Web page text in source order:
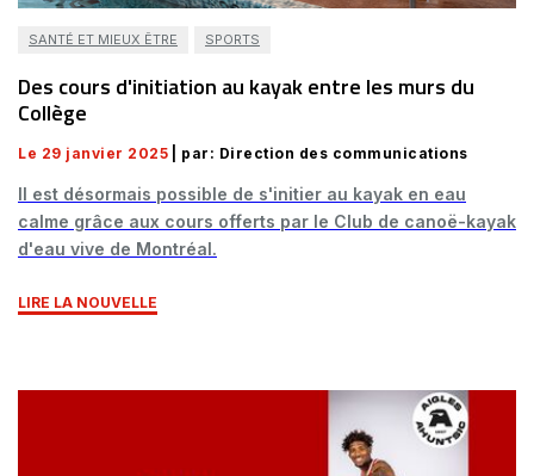
SANTÉ ET MIEUX ÊTRE SPORTS
Des cours d'initiation au kayak entre les murs du
Collège
Le 29 janvier 2025 | par: Direction des communications
Il est désormais possible de s'initier au kayak en eau
calme grâce aux cours offerts par le Club de canoë-kayak
d'eau vive de Montréal.
LIRE LA NOUVELLE